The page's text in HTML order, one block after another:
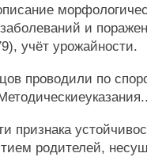
и
учёт урожайности.
проводили по
признака
родителей,